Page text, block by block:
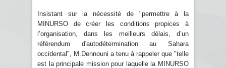
Insistant sur la nécessité de "permettre à la
MINURSO de créer les conditions propices à
l’organisation, dans les meilleurs délais, d’un
référendum d'autodétermination au Sahara
occidental", M.Dennouni a tenu à rappeler que "telle
est la principale mission pour laquelle la MINURSO